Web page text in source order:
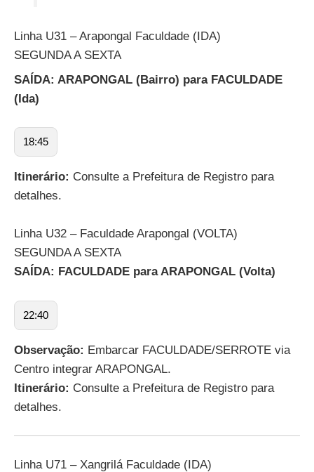
Linha U31 – Arapongal Faculdade (IDA)
SEGUNDA A SEXTA
SAÍDA: ARAPONGAL (Bairro) para FACULDADE
(Ida)
18:45
Itinerário: Consulte a Prefeitura de Registro para
detalhes.
Linha U32 – Faculdade Arapongal (VOLTA)
SEGUNDA A SEXTA
SAÍDA: FACULDADE para ARAPONGAL (Volta)
22:40
Observação: Embarcar FACULDADE/SERROTE via
Centro integrar ARAPONGAL.
Itinerário: Consulte a Prefeitura de Registro para
detalhes.
Linha U71 – Xangrilá Faculdade (IDA)